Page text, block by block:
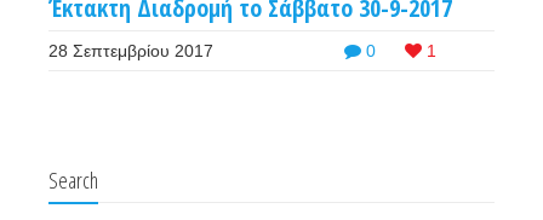
Έκτακτη Διαδρομή το Σάββατο 30-9-2017
0 1
28 Σεπτεμβρίου 2017
Search